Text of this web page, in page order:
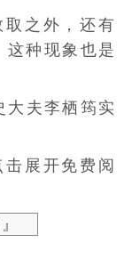
之外，还有
这种现象也是
大夫李栖筠实
展开免费阅